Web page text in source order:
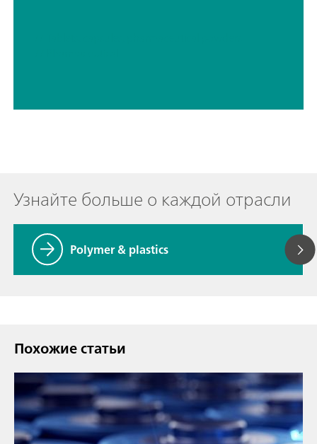
Узнайте больше о каждой отрасли
Polymer & plastics
Похожие статьи